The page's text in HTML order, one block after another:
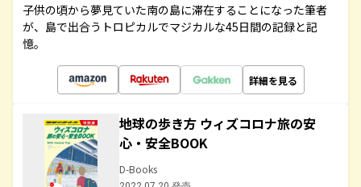
子供の頃から夢見ていた南の島に滞在することになった筆者
が、島で出合うトロピカルでマジカルな45日間の記録と記
憶。
詳細を見る
地球の歩き方 ウィズコロナ旅の安
心・安全BOOK
D-Books